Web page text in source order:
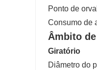
Ponto de
Consumo
Âmbito
Diâmetro do